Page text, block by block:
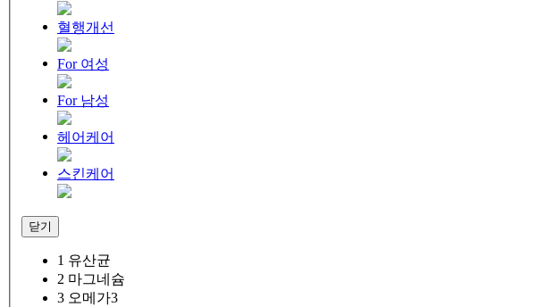
혈행개선
For 여성
For 남성
헤어케어
스킨케어
닫기
1 유산균
2 마그네슘
3 오메가3